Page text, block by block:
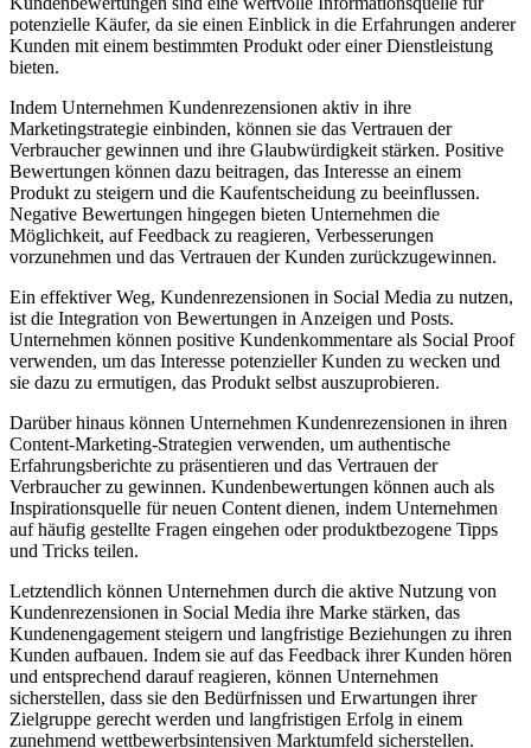
potenzielle Käufer, da sie einen Einblick in die Erfahrungen anderer
Kunden mit einem bestimmten Produkt oder einer Dienstleistung
bieten.
Indem Unternehmen Kundenrezensionen aktiv in ihre
Marketingstrategie einbinden, können sie das Vertrauen der
Verbraucher gewinnen und ihre Glaubwürdigkeit stärken. Positive
Bewertungen können dazu beitragen, das Interesse an einem
Produkt zu steigern und die Kaufentscheidung zu beeinflussen.
Negative Bewertungen hingegen bieten Unternehmen die
Möglichkeit, auf Feedback zu reagieren, Verbesserungen
vorzunehmen und das Vertrauen der Kunden zurückzugewinnen.
Ein effektiver Weg, Kundenrezensionen in Social Media zu nutzen,
ist die Integration von Bewertungen in Anzeigen und Posts.
Unternehmen können positive Kundenkommentare als Social Proof
verwenden, um das Interesse potenzieller Kunden zu wecken und
sie dazu zu ermutigen, das Produkt selbst auszuprobieren.
Darüber hinaus können Unternehmen Kundenrezensionen in ihren
Content-Marketing-Strategien verwenden, um authentische
Erfahrungsberichte zu präsentieren und das Vertrauen der
Verbraucher zu gewinnen. Kundenbewertungen können auch als
Inspirationsquelle für neuen Content dienen, indem Unternehmen
auf häufig gestellte Fragen eingehen oder produktbezogene Tipps
und Tricks teilen.
Letztendlich können Unternehmen durch die aktive Nutzung von
Kundenrezensionen in Social Media ihre Marke stärken, das
Kundenengagement steigern und langfristige Beziehungen zu ihren
Kunden aufbauen. Indem sie auf das Feedback ihrer Kunden hören
und entsprechend darauf reagieren, können Unternehmen
sicherstellen, dass sie den Bedürfnissen und Erwartungen ihrer
Zielgruppe gerecht werden und langfristigen Erfolg in einem
zunehmend wettbewerbsintensiven Marktumfeld sicherstellen.